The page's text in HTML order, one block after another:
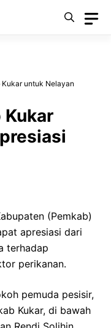
untuk Nelayan
Kukar
(Pemkab)
apresiasi dari
terhadap
perikanan.
pemuda pesisir,
Kukar, di bawah